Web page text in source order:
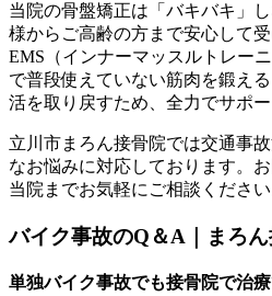
当院の骨盤矯正は「バキバキ」
様からご高齢の方まで安心して
EMS（インナーマッスルトレー
で普段使えていない筋肉を鍛え
活を取り戻すため、全力でサポー
立川市まろん接骨院では交通事
なお悩みに対応しております。
当院までお気軽にご相談ください
バイク事故のQ＆A｜まろん
単独バイク事故でも接骨院で治